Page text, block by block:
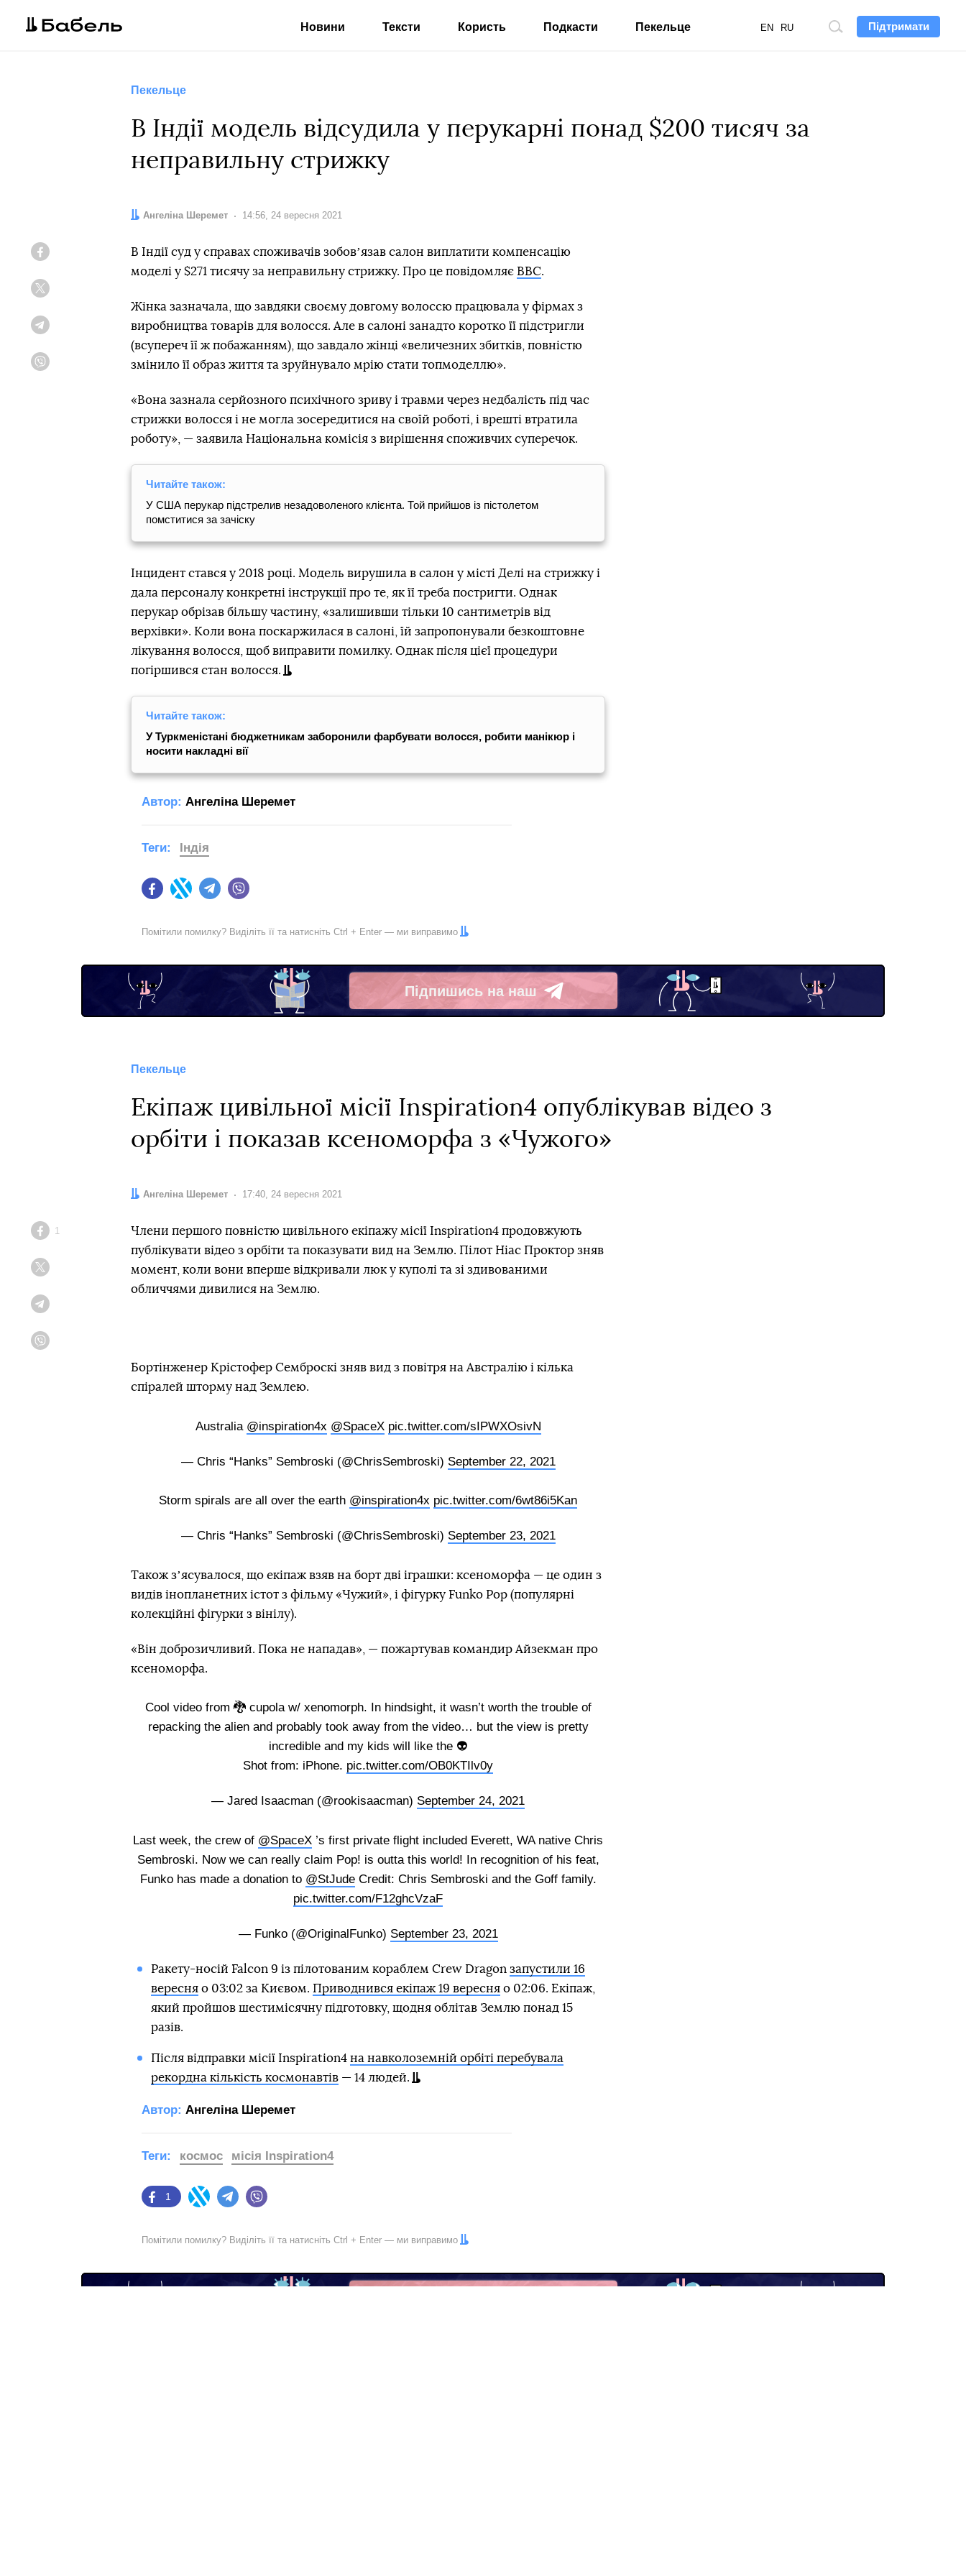
Підтримати
Пошук
EN RU
Новини Тексти Користь Подкасти Пекельце
Пекельце
В Індії модель відсудила у перукарні понад $200 тисяч за
неправильну стрижку
Автор:
Ангеліна Шеремет Дата:
14:56, 24 вересня 2021
В Індії суд у справах споживачів зобовʼязав салон виплатити компенсацію
моделі у $271 тисячу за неправильну стрижку. Про це повідомляє BBC.
Жінка зазначала, що завдяки своєму довгому волоссю працювала у фірмах з
виробництва товарів для волосся. Але в салоні занадто коротко її підстригли
(всупереч її ж побажанням), що завдало жінці «величезних збитків, повністю
змінило її образ життя та зруйнувало мрію стати топмоделлю».
«Вона зазнала серйозного психічного зриву і травми через недбалість під час
стрижки волосся і не могла зосередитися на своїй роботі, і врешті втратила
роботу», — заявила Національна комісія з вирішення споживчих суперечок.
Читайте також:
У США перукар підстрелив незадоволеного клієнта. Той прийшов із пістолетом
помститися за зачіску
Інцидент стався у 2018 році. Модель вирушила в салон у місті Делі на стрижку і
дала персоналу конкретні інструкції про те, як її треба постригти. Однак
перукар обрізав більшу частину, «залишивши тільки 10 сантиметрів від
верхівки». Коли вона поскаржилася в салоні, їй запропонували безкоштовне
лікування волосся, щоб виправити помилку. Однак після цієї процедури
погіршився стан волосся.
Читайте також:
У Туркменістані бюджетникам заборонили фарбувати волосся, робити манікюр і
носити накладні вії
Автор: Ангеліна Шеремет
FacebookTwitter Telegram
Теги: Індія
Помітили помилку? Виділіть її та натисніть Ctrl + Enter — ми виправимо
Підпишись на наш
Telegram
Пекельце
Екіпаж цивільної місії Inspiration4 опублікував відео з
орбіти і показав ксеноморфа з «Чужого»
Автор:
Ангеліна Шеремет Дата:
17:40, 24 вересня 2021
Facebook
1
Члени першого повністю цивільного екіпажу місії Inspiration4 продовжують
публікувати відео з орбіти та показувати вид на Землю. Пілот Ніас Проктор зняв
момент, коли вони вперше відкривали люк у куполі та зі здивованими
обличчями дивилися на Землю.
Бортінженер Крістофер Семброскі зняв вид з повітря на Австралію і кілька
спіралей шторму над Землею.
Australia @inspiration4x @SpaceX pic.twitter.com/sIPWXOsivN
— Chris “Hanks” Sembroski (@ChrisSembroski) September 22, 2021
Storm spirals are all over the earth @inspiration4x pic.twitter.com/6wt86i5Kan
— Chris “Hanks” Sembroski (@ChrisSembroski) September 23, 2021
Також зʼясувалося, що екіпаж взяв на борт дві іграшки: ксеноморфа — це один з
видів інопланетних істот з фільму «Чужий», і фігурку Funko Pop (популярні
колекційні фігурки з вінілу).
«Він доброзичливий. Пока не нападав», — пожартував командир Айзекман про
ксеноморфа.
Cool video from 🐉 cupola w/ xenomorph. In hindsight, it wasn’t worth the trouble of
repacking the alien and probably took away from the video… but the view is pretty
incredible and my kids will like the 👽
Shot from: iPhone. pic.twitter.com/OB0KTIlv0y
— Jared Isaacman (@rookisaacman) September 24, 2021
Last week, the crew of @SpaceX ’s first private flight included Everett, WA native Chris
Sembroski. Now we can really claim Pop! is outta this world! In recognition of his feat,
Funko has made a donation to @StJudeCredit: Chris Sembroski and the Goff family.
pic.twitter.com/F12ghcVzaF
— Funko (@OriginalFunko) September 23, 2021
Ракету-носій Falcon 9 із пілотованим кораблем Crew Dragon запустили 16
вересняо 03:02 за Києвом. Приводнився екіпаж 19 вересняо 02:06. Екіпаж,
який пройшов шестимісячну підготовку, щодня облітав Землю понад 15
разів.
Після відправки місії Inspiration4 на навколоземній орбіті перебувала
рекордна кількість космонавтів— 14 людей.
Автор: Ангеліна Шеремет
Facebook
1
Twitter Telegram
Теги: космос місія Inspiration4
Помітили помилку? Виділіть її та натисніть Ctrl + Enter — ми виправимо